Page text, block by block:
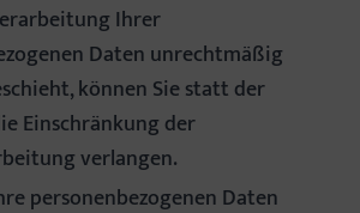
Ihrer
Daten unrechtmäßig
können Sie statt der
Einschränkung der
verlangen.
personenbezogenen Daten